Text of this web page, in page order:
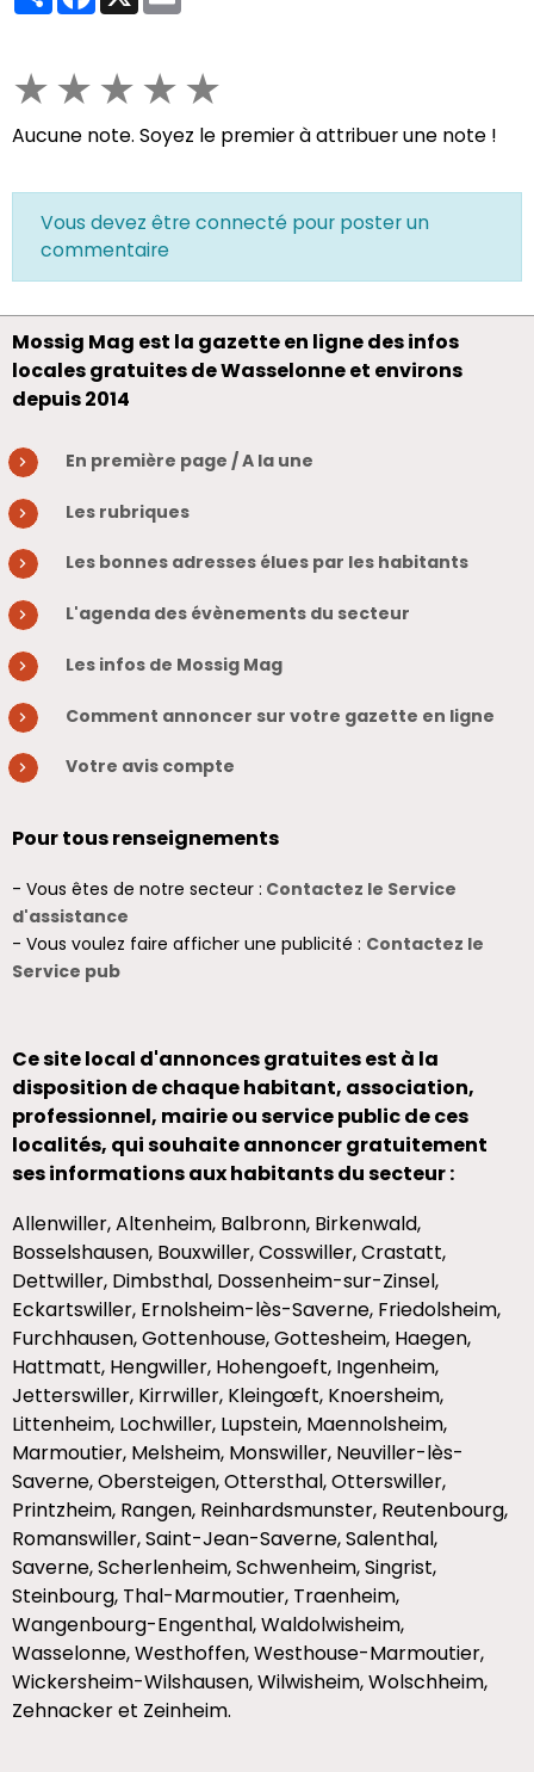
★★★★★
Aucune note. Soyez le premier à attribuer une note !
Vous devez être connecté pour poster un
commentaire
Mossig Mag est la gazette en ligne des infos
locales gratuites de Wasselonne et environs
depuis 2014
En première page / A la une
Les rubriques
Les bonnes adresses élues par les habitants
L'agenda des évènements du secteur
Les infos de Mossig Mag
Comment annoncer sur votre gazette en ligne
Votre avis compte
Pour tous renseignements
- Vous êtes de notre secteur : Contactez le Service
d'assistance
- Vous voulez faire afficher une publicité : Contactez le
Service pub
Ce site local d'annonces gratuites est à la
disposition de chaque habitant, association,
professionnel, mairie ou service public de ces
localités, qui souhaite annoncer gratuitement
ses informations aux habitants du secteur :
Allenwiller, Altenheim, Balbronn, Birkenwald,
Bosselshausen, Bouxwiller, Cosswiller, Crastatt,
Dettwiller, Dimbsthal, Dossenheim-sur-Zinsel,
Eckartswiller, Ernolsheim-lès-Saverne, Friedolsheim,
Furchhausen, Gottenhouse, Gottesheim, Haegen,
Hattmatt, Hengwiller, Hohengoeft, Ingenheim,
Jetterswiller, Kirrwiller, Kleingœft, Knoersheim,
Littenheim, Lochwiller, Lupstein, Maennolsheim,
Marmoutier, Melsheim, Monswiller, Neuviller-lès-
Saverne, Obersteigen, Ottersthal, Otterswiller,
Printzheim, Rangen, Reinhardsmunster, Reutenbourg,
Romanswiller, Saint-Jean-Saverne, Salenthal,
Saverne, Scherlenheim, Schwenheim, Singrist,
Steinbourg, Thal-Marmoutier, Traenheim,
Wangenbourg-Engenthal, Waldolwisheim,
Wasselonne, Westhoffen, Westhouse-Marmoutier,
Wickersheim-Wilshausen, Wilwisheim, Wolschheim,
Zehnacker et Zeinheim.